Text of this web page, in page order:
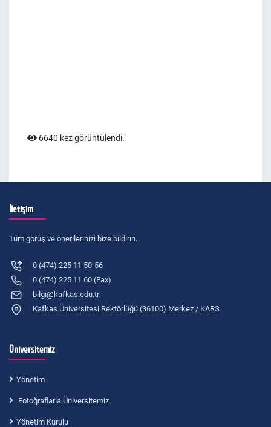
6640 kez görüntülendi.
İletişim
Tüm görüş ve önerilerinizi bize bildirin.
0 (474) 225 11 50-56
0 (474) 225 11 60 (Fax)
bilgi@kafkas.edu.tr
Kafkas Üniversitesi Rektörlüğü (36100) Merkez / KARS
Üniversitemiz
Yönetim
Fotoğraflarla Üniversitemiz
Yönetim Kurulu